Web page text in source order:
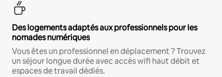
Des logements adaptés aux professionnels pour les
nomades numériques
Vous êtes un professionnel en déplacement ? Trouvez
un séjour longue durée avec accès wifi haut débit et
espaces de travail dédiés.